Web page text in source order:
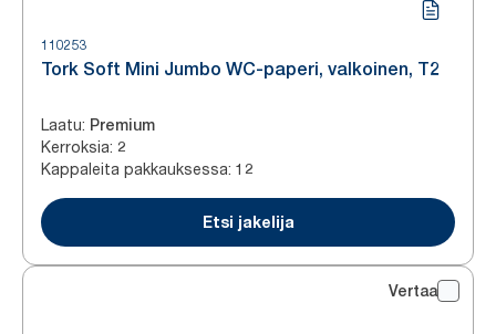
110253
Tork Soft Mini Jumbo WC-paperi, valkoinen, T2
Laatu: Premium
Kerroksia: 2
Kappaleita pakkauksessa: 12
Etsi jakelija
Vertaa